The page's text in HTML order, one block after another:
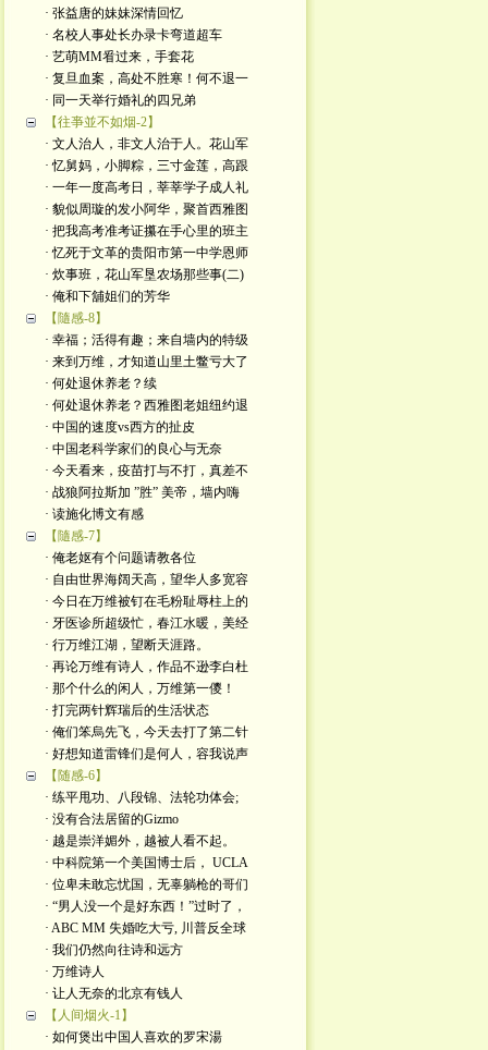
· 张益唐的妹妹深情回忆
· 名校人事处长办录卡弯道超车
· 艺萌MM㸔过来，手套花
· 复旦血案，高处不胜寒！何不退一
· 同一天举行婚礼的四兄弟
【往亊並不如烟-2】
· 文人治人，非文人治于人。花山军
· 忆舅妈，小脚粽，三寸金莲，高跟
· 一年一度高考日，莘莘学子成人礼
· 貌似周璇的发小阿华，聚首西雅图
· 把我高考准考证攥在手心里的班主
· 忆死于文革的贵阳市第一中学恩师
· 炊事班，花山军垦农场那些事(二)
· 俺和下舖姐们的芳华
【隨感-8】
· 幸福；活得有趣；来自墙内的特级
· 来到万维，才知道山里土鳖亏大了
· 何处退休养老？续
· 何处退休养老？西雅图老姐纽约退
· 中国的速度vs西方的扯皮
· 中国老科学家们的良心与无奈
· 今天看来，疫苗打与不打，真差不
· 战狼阿拉斯加 ”胜” 美帝，墙内嗨
· 读施化博文有感
【隨感-7】
· 俺老妪有个问题请教各位
· 自由世界海阔天高，望华人多宽容
· 今日在万维被钉在毛粉耻辱柱上的
· 牙医诊所超级忙，春江水暖，美经
· 行万维江湖，望断天涯路。
· 再论万维有诗人，作品不逊李白杜
· 那个什么的闲人，万维第一儍！
· 打完两针辉瑞后的生活状态
· 俺们笨烏先飞，今天去打了第二针
· 好想知道雷锋们是何人，容我说声
【随感-6】
· 练平甩功、八段锦、法轮功体会;
· 没有合法居留的Gizmo
· 越是崇洋媚外，越被人看不起。
· 中科院第一个美国博士后， UCLA
· 位卑未敢忘忧国，无辜躺枪的哥们
· “男人没一个是好东西！”过时了，
· ABC MM 失婚吃大亏, 川普反全球
· 我们仍然向往诗和远方
· 万维诗人
· 让人无奈的北京有钱人
【人间烟火-1】
· 如何煲出中国人喜欢的罗宋湯